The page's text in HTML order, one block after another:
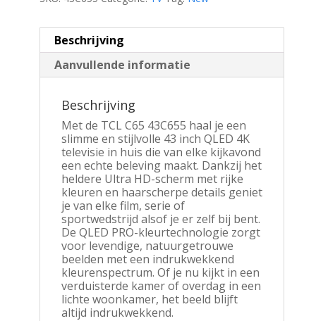
Beschrijving
Aanvullende informatie
Beschrijving
Met de TCL C65 43C655 haal je een
slimme en stijlvolle 43 inch QLED 4K
televisie in huis die van elke kijkavond
een echte beleving maakt. Dankzij het
heldere Ultra HD-scherm met rijke
kleuren en haarscherpe details geniet
je van elke film, serie of
sportwedstrijd alsof je er zelf bij bent.
De QLED PRO-kleurtechnologie zorgt
voor levendige, natuurgetrouwe
beelden met een indrukwekkend
kleurenspectrum. Of je nu kijkt in een
verduisterde kamer of overdag in een
lichte woonkamer, het beeld blijft
altijd indrukwekkend.